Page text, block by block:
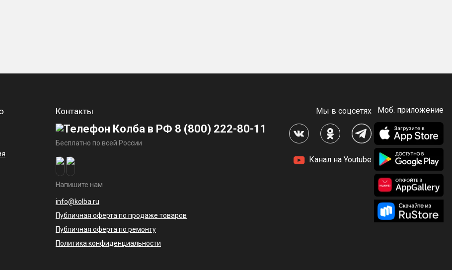
Контакты
8 (800) 222-80-11
Бесплатно по всей России
Напишите нам
info@kolba.ru
Публичная оферта по продаже товаров
Публичная оферта по ремонту
Политика конфиденциальности
Мы в соцсетях
Канал на Youtube
Моб. приложение